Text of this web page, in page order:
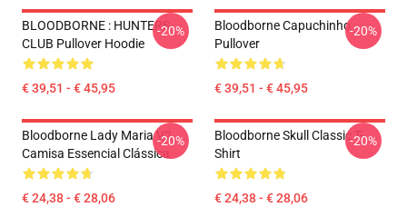
BLOODBORNE : HUNTERS
CLUB Pullover Hoodie
€ 39,51 - € 45,95
-20%
Bloodborne Capuchinho
Pullover
€ 39,51 - € 45,95
-20%
Bloodborne Lady Maria V2
Camisa Essencial Clássica
€ 24,38 - € 28,06
-20%
Bloodborne Skull Classic T-
Shirt
€ 24,38 - € 28,06
-20%